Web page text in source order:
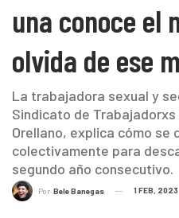
una conoce el
olvida de ese
La trabajadora sexual y
Sindicato de
Orellano, explica cómo se
colectivamente para
segundo año consecutivo.
Por Bele Banegas 1 FEB, 2023